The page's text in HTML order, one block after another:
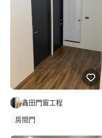
鑫田門窗工程
房間門